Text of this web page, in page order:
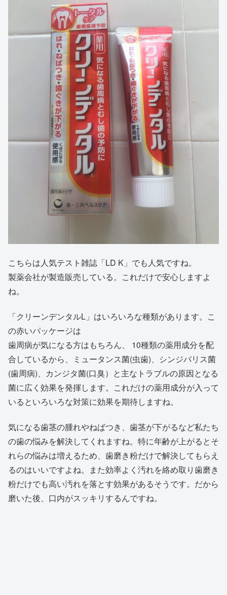
こちらは人気テスト雑誌「LD K」でも人気ですね。
製薬会社が製造販売している。これだけで安心しますよ
ね。
「クリーンデンタルL」はいろいろな種類があります。こ
の赤いパッケージは
歯周病が気になる方はもちろん、 10種類の薬用成分を配
合しているから、ミュータンス菌(虫歯)、シンジバリス菌
(歯周病)、カンジタ菌(口臭）と主なトラブルの原因となる
菌に広く効果を発揮します。これだけの薬用成分が入って
いるといろいろな対策に効果を期待しますね。
気になる歯茎の腫れやねばつき、歯茎が下がるなど私たち
の歯の悩みを解決してくれますね。特に年齢が上がるとそ
れらの悩みは増えるため、歯磨き粉だけで解決してもらえ
るのはいいですよね。また効率よく汚れを絡め取り歯磨き
粉だけでも高い汚れを落とす効果があるそうです。だから
磨いた後、口内がスッキリするんですね。